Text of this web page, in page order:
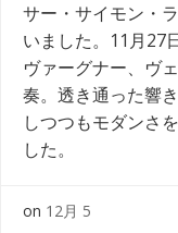
サー・サイモン・
いました。11月27
ヴァーグナー、ヴ
奏。透き通った響
しつつもモダンさ
した。
on 12月 5